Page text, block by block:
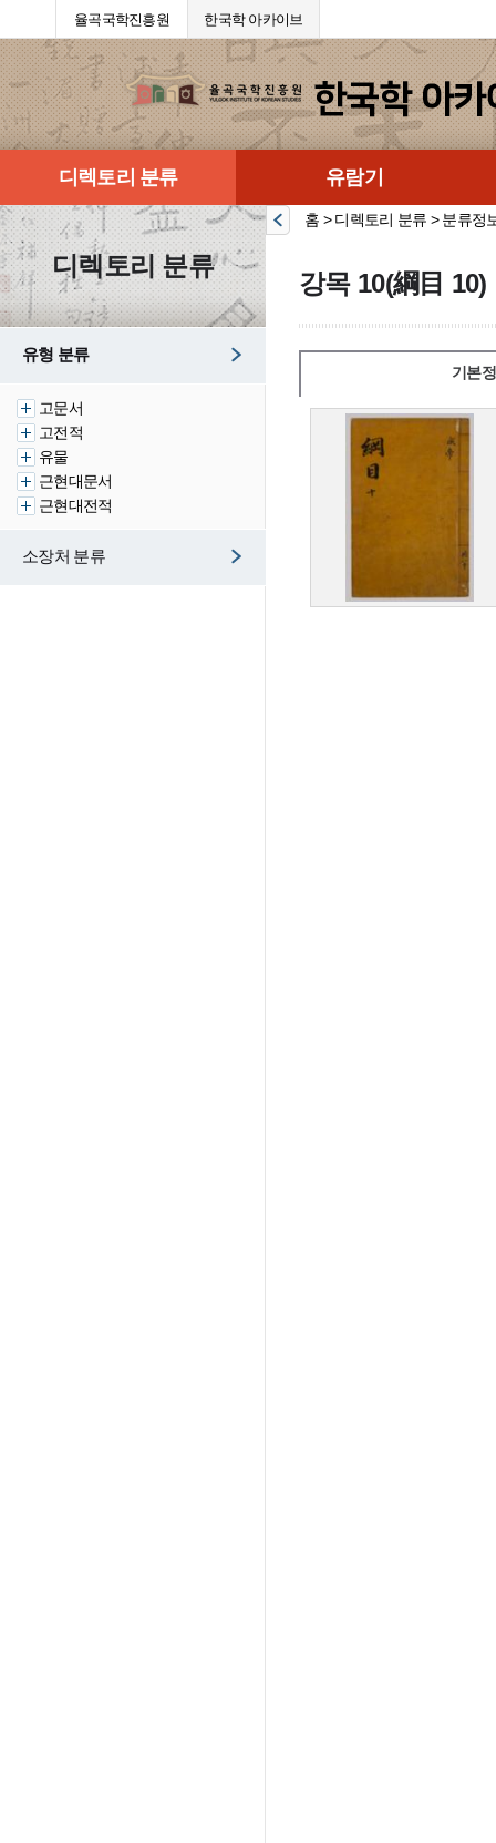
율곡국학진흥원 한국학 아카이브
디렉토리 분류 유람기
디렉토리 분류
유형 분류
고문서
고전적
유물
근현대문서
근현대전적
소장처 분류
홈 > 디렉토리 분류 > 분류정
강목 10(綱目 10)
기본